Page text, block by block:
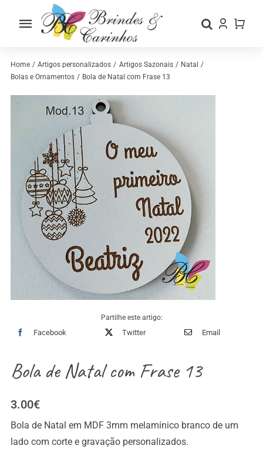
Toggle
Home
Categorias
Contactos
Home Artigos personalizados Artigos Sazonais
Natal
Bolas e Ornamentos
Bola de Natal com Frase 13
Partilhe este artigo:
Facebook Twitter Email
Bola de Natal com Frase 13
3.00€
Bola de Natal em MDF 3mm melamínico branco de um
lado com corte e gravação personalizados.